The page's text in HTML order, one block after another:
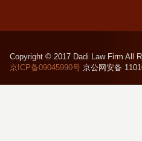
Copyright © 2017 Dadi Law Firm All
京ICP备09045990号京公网安备